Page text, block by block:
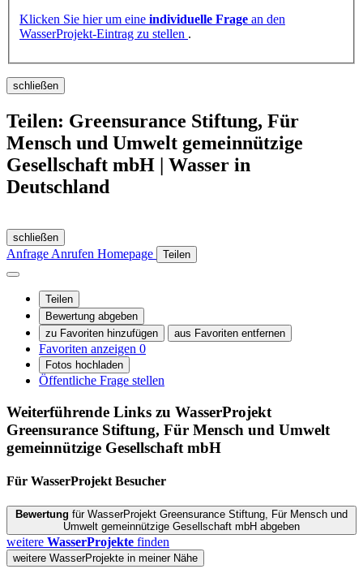
Klicken Sie hier um eine individuelle Frage an den
WasserProjekt-Eintrag zu stellen .
schließen
Teilen: Greensurance Stiftung, Für
Mensch und Umwelt gemeinnützige
Gesellschaft mbH | Wasser in
Deutschland
schließen
Anfrage Anrufen Homepage Teilen
Teilen
Bewertung abgeben
zu Favoriten hinzufügen
aus Favoriten entfernen
Favoriten anzeigen 0
Fotos hochladen
Öffentliche Frage stellen
Weiterführende Links zu WasserProjekt
Greensurance Stiftung, Für Mensch und Umwelt
gemeinnützige Gesellschaft mbH
Für WasserProjekt Besucher
Bewertung für WasserProjekt Greensurance Stiftung, Für Mensch und
Umwelt gemeinnützige Gesellschaft mbH abgeben
weitere WasserProjekte finden
weitere WasserProjekte in meiner Nähe